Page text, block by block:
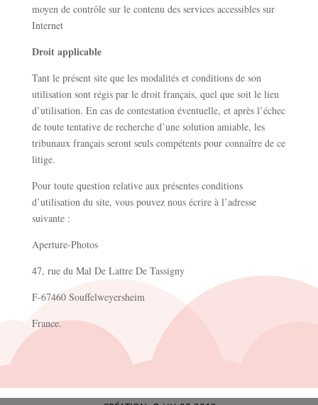
moyen de contrôle sur le contenu des services accessibles sur
Internet
Droit applicable
Tant le présent site que les modalités et conditions de son
utilisation sont régis par le droit français, quel que soit le lieu
d’utilisation. En cas de contestation éventuelle, et après l’échec
de toute tentative de recherche d’une solution amiable, les
tribunaux français seront seuls compétents pour connaître de ce
litige.
Pour toute question relative aux présentes conditions
d’utilisation du site, vous pouvez nous écrire à l’adresse
suivante :
Aperture-Photos
47, rue du Mal De Lattre De Tassigny
F-67460 Souffelweyersheim
France.